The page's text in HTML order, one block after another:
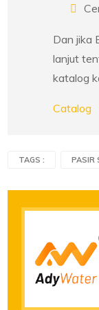
Dan jika
lanjut
katalog
Catalog
TAGS : PASIR